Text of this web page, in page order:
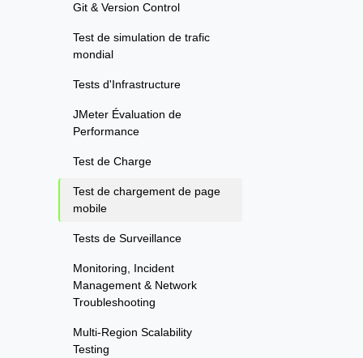
Git & Version Control
Test de simulation de trafic
mondial
Tests d'Infrastructure
JMeter Évaluation de
Performance
Test de Charge
Test de chargement de page
mobile
Tests de Surveillance
Monitoring, Incident
Management & Network
Troubleshooting
Multi-Region Scalability
Testing